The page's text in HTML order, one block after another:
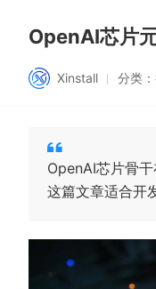
OpenAI芯片
Xinstall 分类：
OpenAI芯片骨
这篇文章适合开